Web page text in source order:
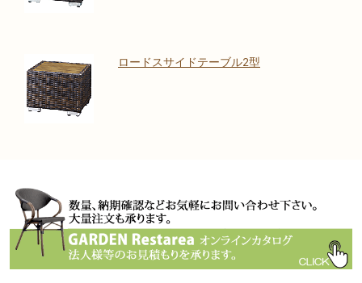
ロードスサイドテーブル2型